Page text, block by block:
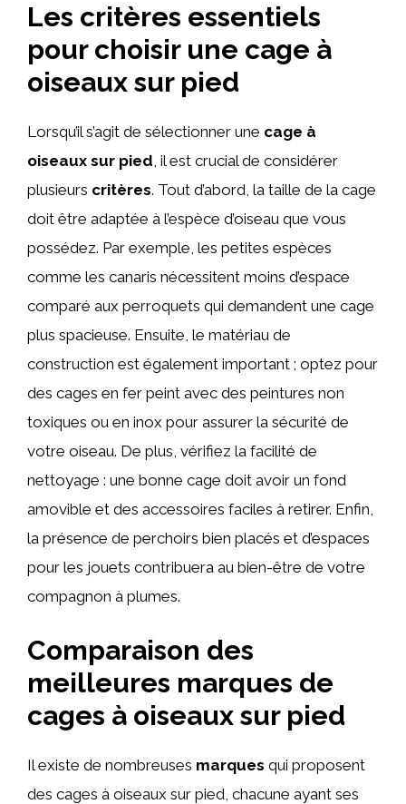
Les critères essentiels
pour choisir une cage à
oiseaux sur pied
Lorsqu’il s’agit de sélectionner une cage à
oiseaux sur pied, il est crucial de considérer
plusieurs critères. Tout d’abord, la taille de la cage
doit être adaptée à l’espèce d’oiseau que vous
possédez. Par exemple, les petites espèces
comme les canaris nécessitent moins d’espace
comparé aux perroquets qui demandent une cage
plus spacieuse. Ensuite, le matériau de
construction est également important ; optez pour
des cages en fer peint avec des peintures non
toxiques ou en inox pour assurer la sécurité de
votre oiseau. De plus, vérifiez la facilité de
nettoyage : une bonne cage doit avoir un fond
amovible et des accessoires faciles à retirer. Enfin,
la présence de perchoirs bien placés et d’espaces
pour les jouets contribuera au bien-être de votre
compagnon à plumes.
Comparaison des
meilleures marques de
cages à oiseaux sur pied
Il existe de nombreuses marques qui proposent
des cages à oiseaux sur pied, chacune ayant ses